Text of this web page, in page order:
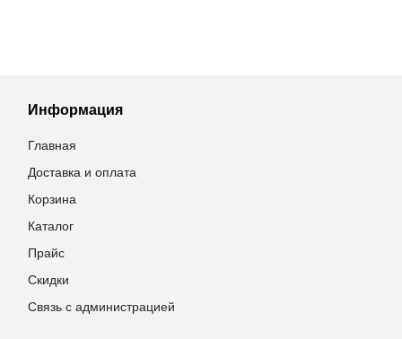
Информация
Главная
Доставка и оплата
Корзина
Каталог
Прайс
Скидки
Связь с администрацией